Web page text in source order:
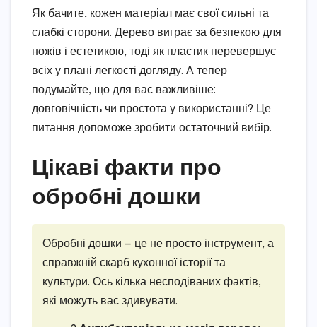
Як бачите, кожен матеріал має свої сильні та
слабкі сторони. Дерево виграє за безпекою для
ножів і естетикою, тоді як пластик перевершує
всіх у плані легкості догляду. А тепер
подумайте, що для вас важливіше:
довговічність чи простота у використанні? Це
питання допоможе зробити остаточний вибір.
Цікаві факти про
обробні дошки
Обробні дошки — це не просто інструмент, а
справжній скарб кухонної історії та
культури. Ось кілька несподіваних фактів,
які можуть вас здивувати.